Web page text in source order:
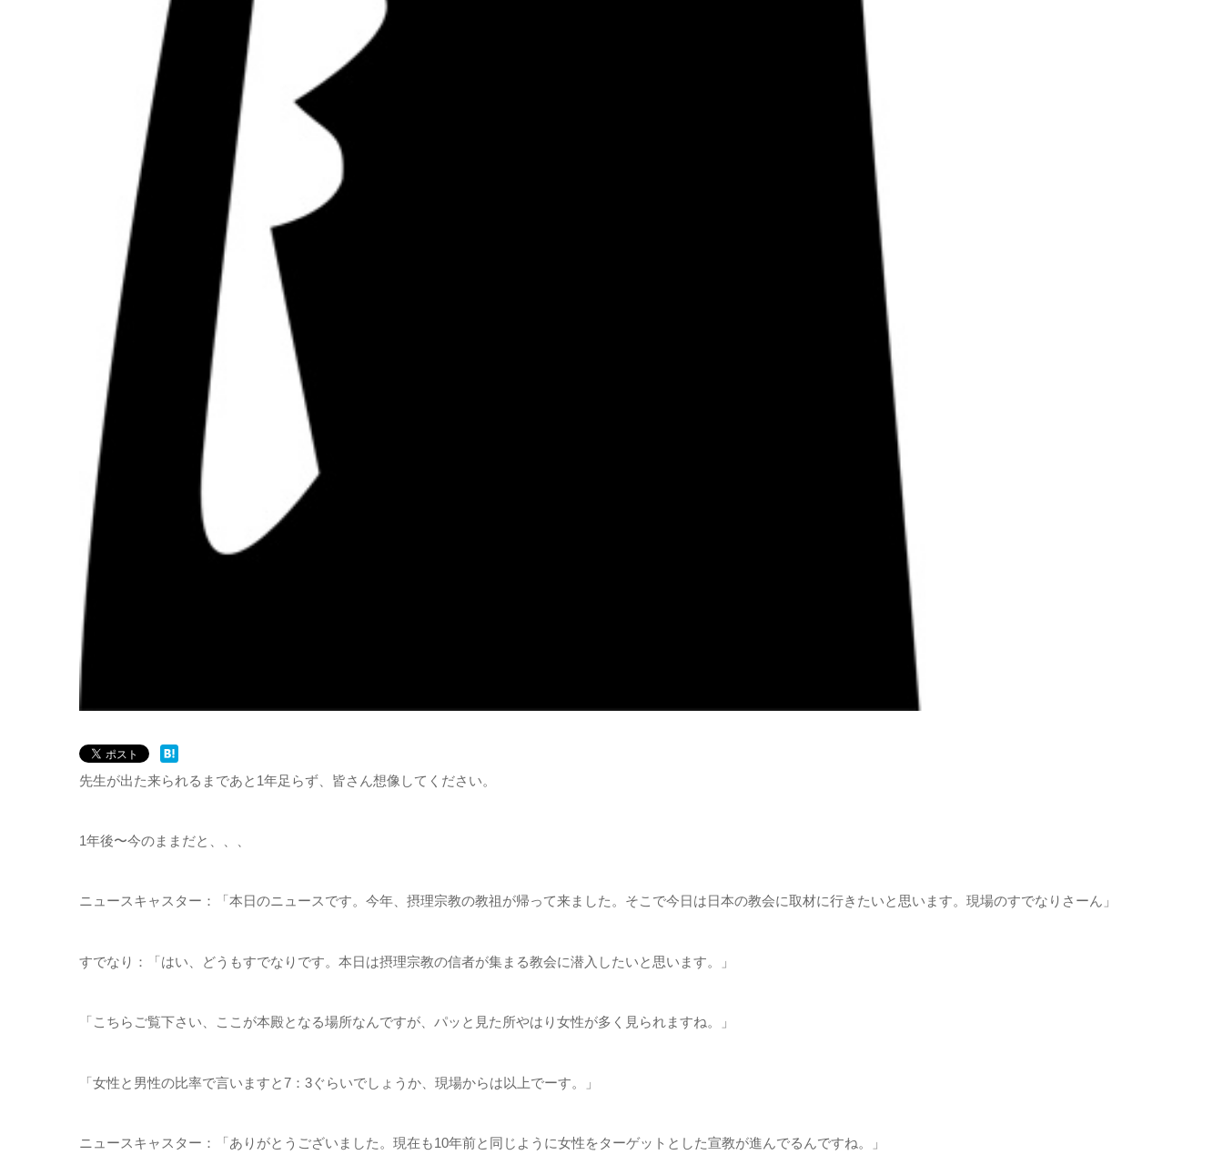
先生が出た来られるまであと1年足らず、皆さん想像してください。
1年後〜今のままだと、、、
ニュースキャスター：「本日のニュースです。今年、摂理宗教の教祖が帰って来ました。そこで今日は日本の教会に取材に行きたいと思います。現場のすでなりさーん」
すでなり：「はい、どうもすでなりです。本日は摂理宗教の信者が集まる教会に潜入したいと思います。」
「こちらご覧下さい、ここが本殿となる場所なんですが、パッと見た所やはり女性が多く見られますね。」
「女性と男性の比率で言いますと7：3ぐらいでしょうか、現場からは以上でーす。」
ニュースキャスター：「ありがとうございました。現在も10年前と同じように女性をターゲットとした宣教が進んでるんですね。」